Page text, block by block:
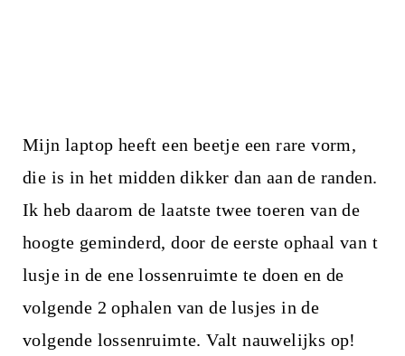
Mijn laptop heeft een beetje een rare vorm,
die is in het midden dikker dan aan de randen.
Ik heb daarom de laatste twee toeren van de
hoogte geminderd, door de eerste ophaal van t
lusje in de ene lossenruimte te doen en de
volgende 2 ophalen van de lusjes in de
volgende lossenruimte. Valt nauwelijks op!